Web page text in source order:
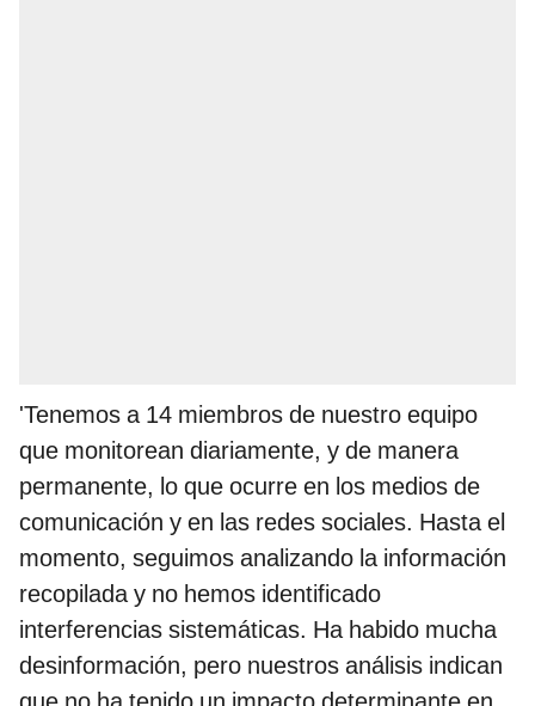
'Tenemos a 14 miembros de nuestro equipo
que monitorean diariamente, y de manera
permanente, lo que ocurre en los medios de
comunicación y en las redes sociales. Hasta el
momento, seguimos analizando la información
recopilada y no hemos identificado
interferencias sistemáticas. Ha habido mucha
desinformación, pero nuestros análisis indican